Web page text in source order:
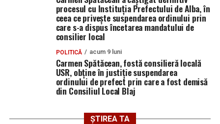
procesul cu Instituția Prefectului de Alba, în
ceea ce privește suspendarea ordinului prin
care s-a dispus încetarea mandatului de
consilier local
POLITICĂ acum 9 luni
Carmen Spătăcean, fostă consilieră locală
USR, obține în justiție suspendarea
ordinului de prefect prin care a fost demisă
din Consiliul Local Blaj
ȘTIREA TA